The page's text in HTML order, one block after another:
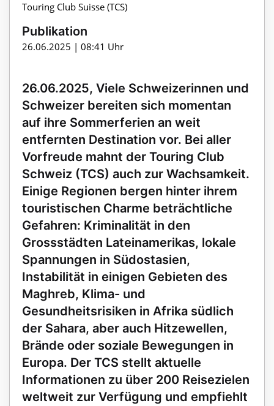
Touring Club Suisse (TCS)
Publikation
26.06.2025 | 08:41 Uhr
26.06.2025, Viele Schweizerinnen und
Schweizer bereiten sich momentan
auf ihre Sommerferien an weit
entfernten Destination vor. Bei aller
Vorfreude mahnt der Touring Club
Schweiz (TCS) auch zur Wachsamkeit.
Einige Regionen bergen hinter ihrem
touristischen Charme beträchtliche
Gefahren: Kriminalität in den
Grossstädten Lateinamerikas, lokale
Spannungen in Südostasien,
Instabilität in einigen Gebieten des
Maghreb, Klima- und
Gesundheitsrisiken in Afrika südlich
der Sahara, aber auch Hitzewellen,
Brände oder soziale Bewegungen in
Europa. Der TCS stellt aktuelle
Informationen zu über 200 Reisezielen
weltweit zur Verfügung und empfiehlt